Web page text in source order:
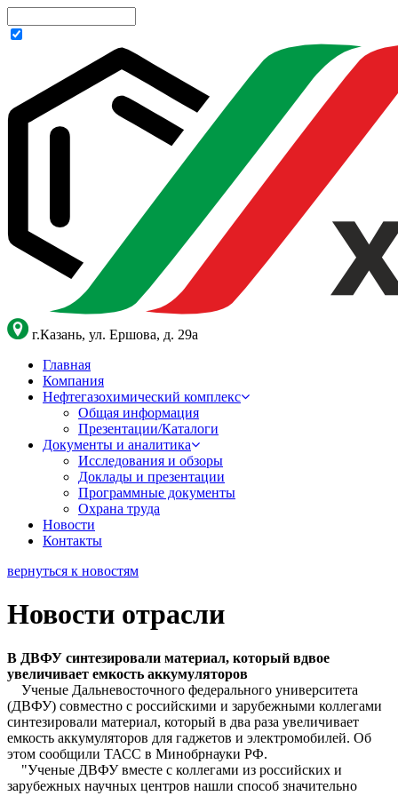
г.Казань, ул. Ершова, д. 29а
Главная
Компания
Нефтегазохимический комплекс
Общая информация
Презентации/Каталоги
Документы и аналитика
Исследования и обзоры
Доклады и презентации
Программные документы
Охрана труда
Новости
Контакты
вернуться к новостям
Новости отрасли
В ДВФУ синтезировали материал, который вдвое
увеличивает емкость аккумуляторов
Ученые Дальневосточного федерального университета
(ДВФУ) совместно с российскими и зарубежными коллегами
синтезировали материал, который в два раза увеличивает
емкость аккумуляторов для гаджетов и электромобилей. Об
этом сообщили ТАСС в Минобрнауки РФ.
"Ученые ДВФУ вместе с коллегами из российских и
зарубежных научных центров нашли способ значительно